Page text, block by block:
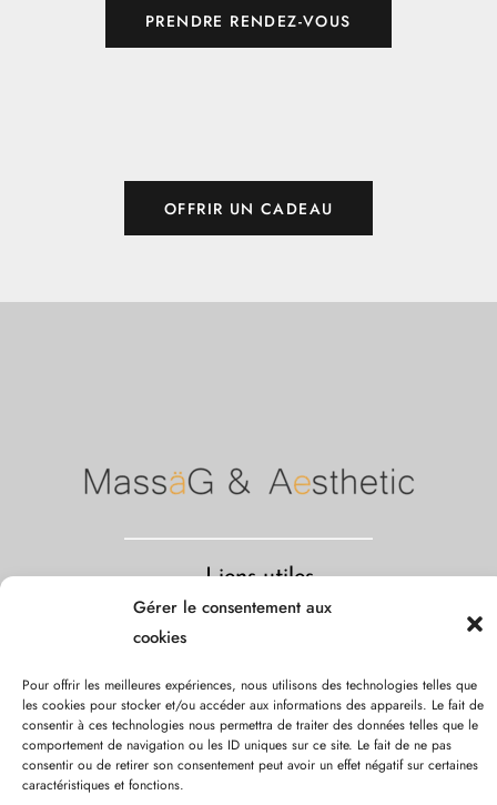
Gérer le consentement aux
cookies
Pour offrir les meilleures expériences, nous utilisons des technologies telles que
les cookies pour stocker et/ou accéder aux informations des appareils. Le fait de
consentir à ces technologies nous permettra de traiter des données telles que le
comportement de navigation ou les ID uniques sur ce site. Le fait de ne pas
consentir ou de retirer son consentement peut avoir un effet négatif sur certaines
caractéristiques et fonctions.
PRENDRE RENDEZ-VOUS
OFFRIR UN CADEAU
Liens utiles
Mentions légales contact
rendez-vousprivatisation
Nous contacter
Adresse : 131 rue du Faubourg Saint Honoré, 75008, Paris
Téléphone : 01.53.75.23.94
contact@institut-massag.fr